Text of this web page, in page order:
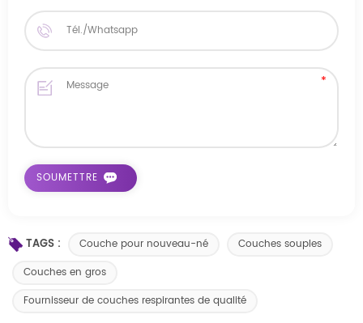
TAGS : Couche pour nouveau-né
Couches souples
Couches en gros
Fournisseur de couches respirantes de qualité